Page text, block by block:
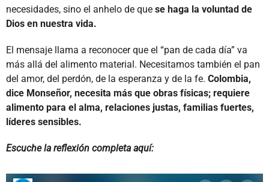
necesidades, sino el anhelo de que se haga la voluntad de
Dios en nuestra vida.
El mensaje llama a reconocer que el “pan de cada día” va
más allá del alimento material. Necesitamos también el pan
del amor, del perdón, de la esperanza y de la fe. Colombia,
dice Monseñor, necesita más que obras físicas; requiere
alimento para el alma, relaciones justas, familias fuertes,
líderes sensibles.
Escuche la reflexión completa aquí: